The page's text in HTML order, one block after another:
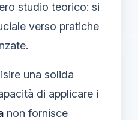
studio teorico: si
verso pratiche
una solida
di applicare i
non fornisce